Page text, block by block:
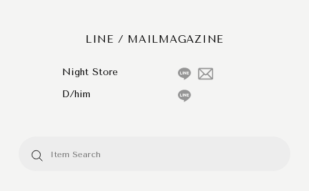
LINE / MAILMAGAZINE
Night Store
D/him